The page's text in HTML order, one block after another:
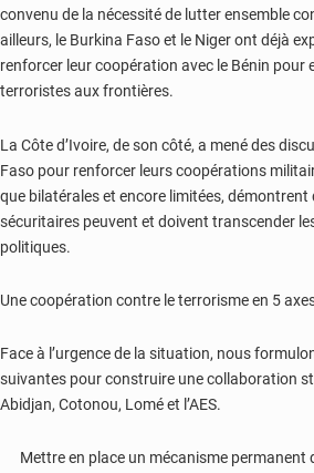
convenu de la nécessité de lutter ensemble
ailleurs, le Burkina Faso et le Niger ont déjà
renforcer leur coopération avec le Bénin pour
terroristes aux frontières.
La Côte d’Ivoire, de son côté, a mené des
Faso pour renforcer leurs coopérations
que bilatérales et encore limitées,
sécuritaires peuvent et doivent transcender
politiques.
Une coopération contre le terrorisme en 5
Face à l’urgence de la situation, nous
suivantes pour construire une collaboration
Abidjan, Cotonou, Lomé et l’AES.
Mettre en place un mécanisme permanent